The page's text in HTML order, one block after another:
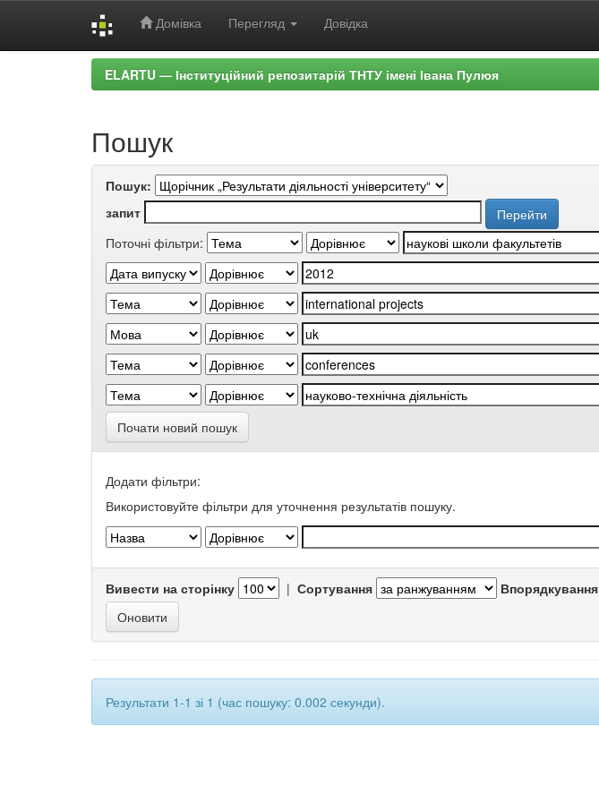
Домівка Перегляд Довідка
ELARTU — Інституційний репозитарій ТНТУ імені Івана Пулюя
Пошук
Пошук:
запит
Поточні фільтри:
Почати новий пошук
Додати фільтри:
Використовуйте фільтри для уточнення результатів пошуку.
Вивести на сторінку | Сортування Впорядкування
Результати 1-1 зі 1 (час пошуку: 0.002 секунди).